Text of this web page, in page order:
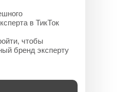
в ТикТок
чтобы
бренд эксперту